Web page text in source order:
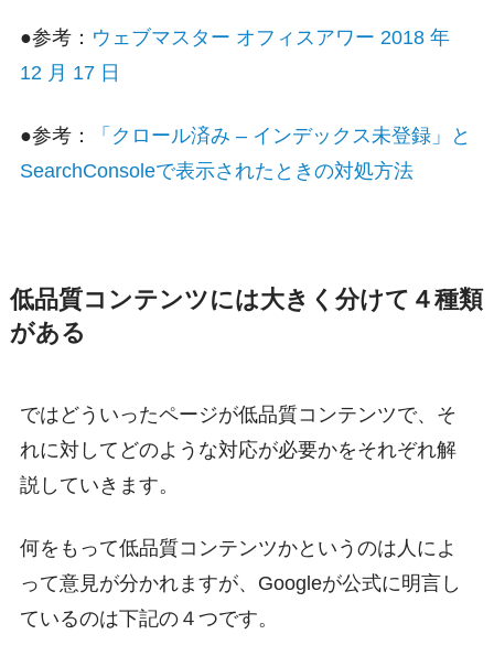
●参考： ウェブマスター オフィスアワー 2018 年
12 月 17 日
●参考：
「クロール済み – インデックス未登録」と
SearchConsoleで表示されたときの対処方法
低品質コンテンツには大きく分けて４種類
がある
ではどういったページが低品質コンテンツで、そ
れに対してどのような対応が必要かをそれぞれ解
説していきます。
何をもって低品質コンテンツかというのは人によ
って意見が分かれますが、Googleが公式に明言し
ているのは下記の４つです。